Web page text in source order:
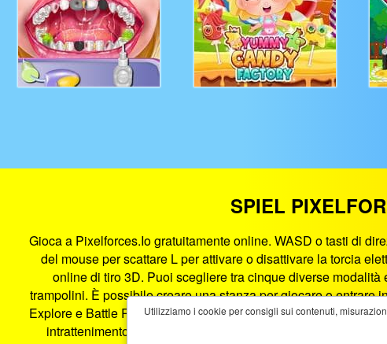
SPIEL
Gioca a Pixelforces.Io gratuitamente online. WASD o tasti di
del mouse per scattare L per attivare o disattivare la torcia
online di tiro 3D. Puoi scegliere tra cinque diverse
trampolini. È possibile creare una stanza per giocare o entrare
Explore e Battle Royale 5 mappe incredibili e uniche con
intrattenimento di gioco nel browser. Pixelforces.Io è un
Utilizziamo i cookie per consigli sui contenuti,